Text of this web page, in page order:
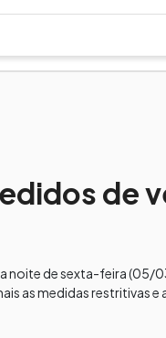
de
noite de sexta-feira (05/
as medidas restritivas